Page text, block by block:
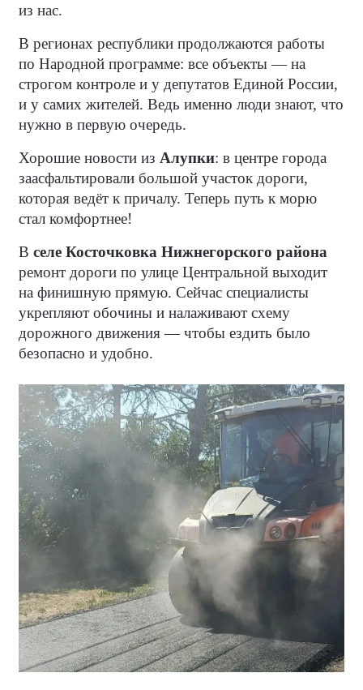
из нас.
В регионах республики продолжаются работы
по Народной программе: все объекты — на
строгом контроле и у депутатов Единой России,
и у самих жителей. Ведь именно люди знают, что
нужно в первую очередь.
Хорошие новости из Алупки: в центре города
заасфальтировали большой участок дороги,
которая ведёт к причалу. Теперь путь к морю
стал комфортнее!
В селе Косточковка Нижнегорского района
ремонт дороги по улице Центральной выходит
на финишную прямую. Сейчас специалисты
укрепляют обочины и налаживают схему
дорожного движения — чтобы ездить было
безопасно и удобно.